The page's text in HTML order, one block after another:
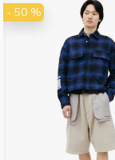
- 50 %